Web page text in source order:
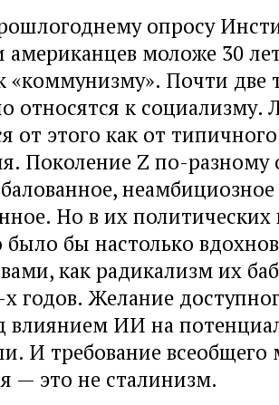
опросу
американцев моложе 30
«коммунизму». Почти две
относятся к социализму.
от этого как от
Поколение Z по-разному
Но в их политических
было бы настолько
как радикализм их
годов. Желание
влиянием ИИ на
И требование
— это не сталинизм.